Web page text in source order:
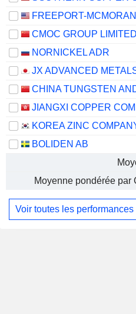
CMOC GROUP LIMITED
NORNICKEL ADR
BOLIDEN AB
Moyenne pondérée par
Voir toutes les